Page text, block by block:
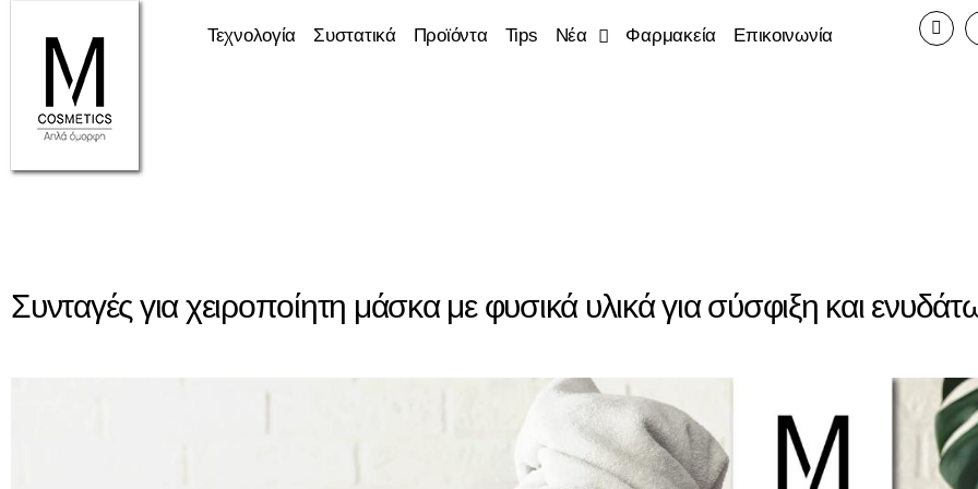
Τεχνολογία Συστατικά Προϊόντα Tips Νέα Φαρμακεία Επικοινωνία
Συνταγές για χειροποίητη μάσκα με φυσικά υλικά για σύσφιξη και